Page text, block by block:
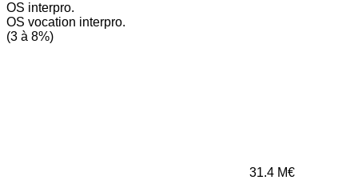
OS interpro.
OS vocation interpro.
(3 à 8%)
31.4 M€